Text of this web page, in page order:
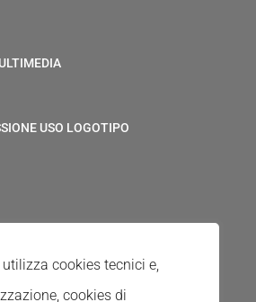
USO LOGOTIPO
CROCE ROSSA ITALIANA
cookies tecnici e,
cookies di